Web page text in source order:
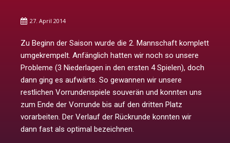
27. April 2014
Zu Beginn der Saison wurde die 2. Mannschaft komplett
umgekrempelt. Anfänglich hatten wir noch so unsere
Probleme (3 Niederlagen in den ersten 4 Spielen), doch
dann ging es aufwärts. So gewannen wir unsere
restlichen Vorrundenspiele souverän und konnten uns
zum Ende der Vorrunde bis auf den dritten Platz
vorarbeiten. Der Verlauf der Rückrunde konnten wir
dann fast als optimal bezeichnen.